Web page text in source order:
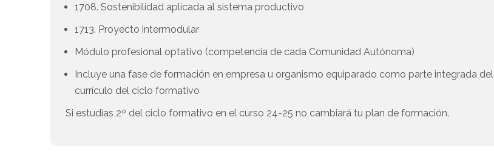
1708. Sostenibilidad aplicada al sistema productivo
1713. Proyecto intermodular
Módulo profesional optativo (competencia de cada Comunidad Autónoma)
Incluye una fase de formación en empresa u organismo equiparado como parte integrada del
currículo del ciclo formativo
Si estudias 2º del ciclo formativo en el curso 24-25 no cambiará tu plan de formación.